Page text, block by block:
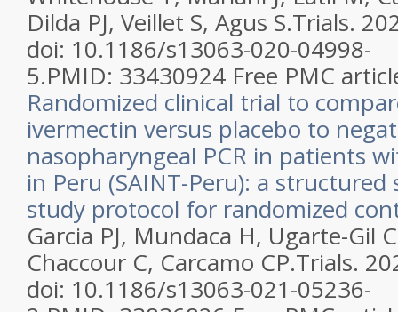
Dilda PJ, Veillet S, Agus S.Trials.
doi: 10.1186/s13063-020-04998-
5.PMID: 33430924 Free PMC
Randomized clinical trial to
ivermectin versus placebo to
nasopharyngeal PCR in patients
in Peru (SAINT-Peru): a
study protocol for randomized
Garcia PJ, Mundaca H, Ugarte-Gil
Chaccour C, Carcamo CP.Trials.
doi: 10.1186/s13063-021-05236-